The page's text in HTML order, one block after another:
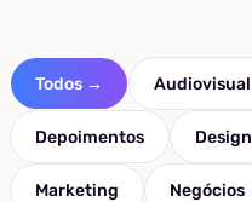
Todos → Audiovisual
Depoimentos Design
Marketing Negócios